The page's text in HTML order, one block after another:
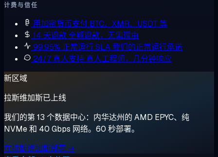
计费与信任
用加密货币支付 BTC、XMR、USDT 等
14 天退款全额退款，无需理由
99.95% 正常运行 SLA我们的正常运行承诺
24/7 真人支持 真人工程师，几分钟响应
新区域
拉斯维加斯已上线
我们的第 13 个数据中心：内华达州的 AMD EPYC、纯
NVMe 和 40 Gbps 网络。60 秒部署。
在拉斯维加斯部署 →